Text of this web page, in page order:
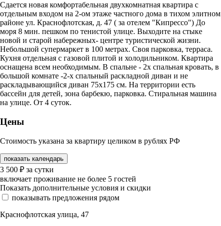
Сдается новая комфортабельная двухкомнатная квартира с
отдельным входом на 2-ом этаже частного дома в тихом элитном
районе ул. Краснофлотская, д. 47 ( за отелем "Кипрессо") До
моря 8 мин. пешком по тенистой улице. Выходите на стыке
новой и старой набережных- центре туристической жизни.
Небольшой супермаркет в 100 метрах. Своя парковка, терраса.
Кухня отдельная с газовой плитой и холодильником. Квартира
оснащена всем необходимым. В спальне - 2х спальная кровать, в
большой комнате -2-х спальный раскладной диван и не
раскладывающийся диван 75х175 см. На территории есть
бассейн для детей, зона барбекю, парковка. Стиральная машина
на улице. От 4 суток.
Цены
Стоимость указана за квартиру целиком в рублях РФ
показать календарь
3 500 ₽ за сутки
включает проживание не более 5 гостей
Показать дополнительные условия и скидки
показывать предложения рядом
Краснофлотская улица, 47